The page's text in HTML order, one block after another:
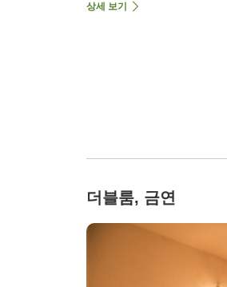
상세 보기
더블룸, 금연